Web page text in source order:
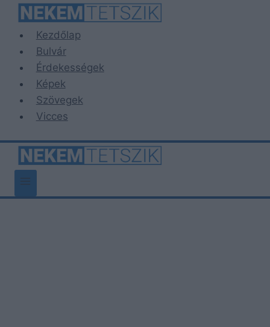
Skip
content Kezdőlap
Bulvár
Érdekességek
Képek
Szövegek
Vicces